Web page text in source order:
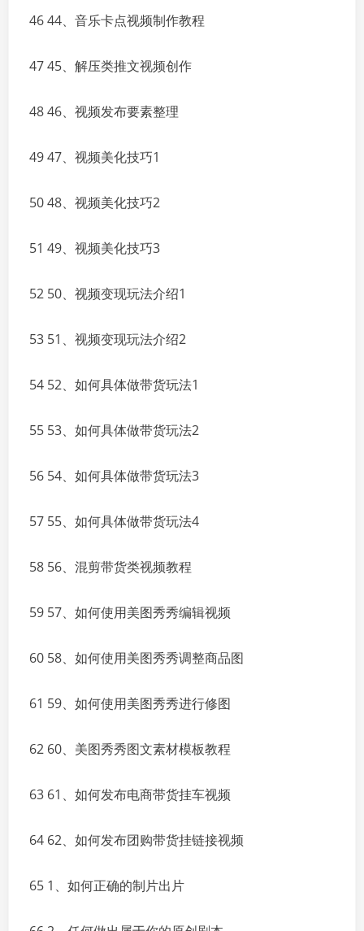
46 44、音乐卡点视频制作教程
47 45、解压类推文视频创作
48 46、视频发布要素整理
49 47、视频美化技巧1
50 48、视频美化技巧2
51 49、视频美化技巧3
52 50、视频变现玩法介绍1
53 51、视频变现玩法介绍2
54 52、如何具体做带货玩法1
55 53、如何具体做带货玩法2
56 54、如何具体做带货玩法3
57 55、如何具体做带货玩法4
58 56、混剪带货类视频教程
59 57、如何使用美图秀秀编辑视频
60 58、如何使用美图秀秀调整商品图
61 59、如何使用美图秀秀进行修图
62 60、美图秀秀图文素材模板教程
63 61、如何发布电商带货挂车视频
64 62、如何发布团购带货挂链接视频
65 1、如何正确的制片出片